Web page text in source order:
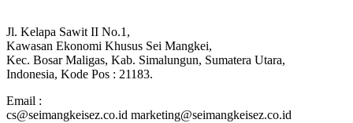
Jl. Kelapa Sawit II No.1,
Kawasan Ekonomi Khusus Sei Mangkei,
Kec. Bosar Maligas, Kab. Simalungun, Sumatera Utara,
Indonesia, Kode Pos : 21183.
Email :
cs@seimangkeisez.co.id marketing@seimangkeisez.co.id